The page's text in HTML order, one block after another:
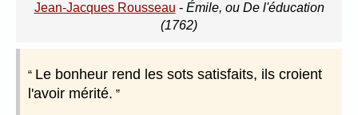
Jean-Jacques Rousseau - Émile, ou De l'éducation
(1762)
Le bonheur rend les sots satisfaits, ils croient
l'avoir mérité.